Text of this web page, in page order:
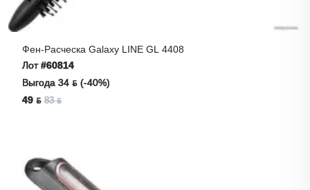
Фен-Расческа Galaxy LINE GL 4408
Лот#60814
Выгода 34 ƃ (-40%)
49 ƃ 83 ƃ